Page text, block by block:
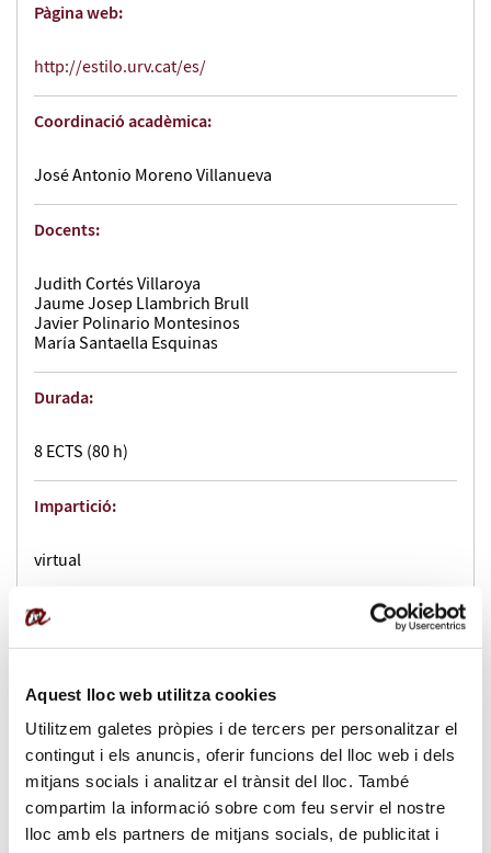
Aquest lloc web utilitza cookies
Utilitzem galetes pròpies i de tercers per personalitzar el
contingut i els anuncis, oferir funcions del lloc web i dels
mitjans socials i analitzar el trànsit del lloc. També
compartim la informació sobre com feu servir el nostre
lloc amb els partners de mitjans socials, de publicitat i
Pàgina web:
http://estilo.urv.cat/es/
Coordinació acadèmica:
José Antonio Moreno Villanueva
Docents:
Judith Cortés Villaroya
Jaume Josep Llambrich Brull
Javier Polinario Montesinos
María Santaella Esquinas
Durada:
8 ECTS (80 h)
Impartició:
virtual
Dates:
Especificació durada:
80 h
Horari: